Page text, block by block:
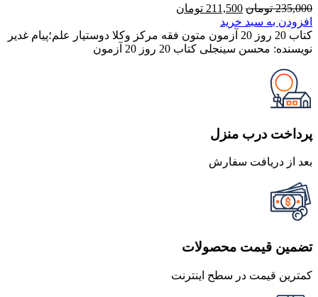
235,000 تومان قیمت
اصلی
235,000 تومان
بود.
211,500 تومان
211,500 تومان
است.
افزودن به سبد خرید
کتاب 20 روز 20 آزمون متون فقه مرکز وکلا دوستیار علم؛پیام غدیر
نویسنده: محسن سینجلی کتاب 20 روز 20 آزمون
پرداخت درب منزل
بعد از دریافت سفارش
تضمین قیمت محصولات
کمترین قیمت در سطح اینترنت